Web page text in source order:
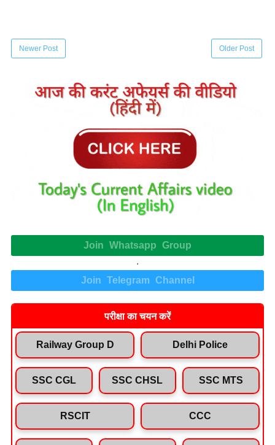
Newer Post Older Post
Join Whatsapp Group
.
Join Telegram Channel
परीक्षा का चयन करें
Railway Group D Delhi Police
SSC CGL SSC CHSL SSC MTS
RSCIT CCC